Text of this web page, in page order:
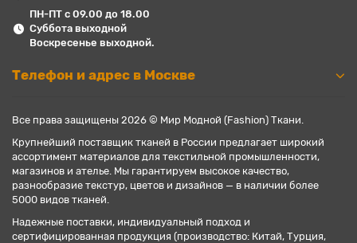
ПН-ПТ с 09.00 до 18.00
Суббота выходной
Воскресенье выходной.
Телефон и адрес в Москве
Все права защищены 2026 © Мир Модной (Fashion) Ткани.
Крупнейший поставщик тканей в России предлагает широкий
ассортимент материалов для текстильной промышленности,
магазинов и ателье. Мы гарантируем высокое качество,
разнообразие текстур, цветов и дизайнов — в наличии более
5000 видов тканей.
Надежные поставки, индивидуальный подход и
сертифицированная продукция (производство: Китай, Турция,